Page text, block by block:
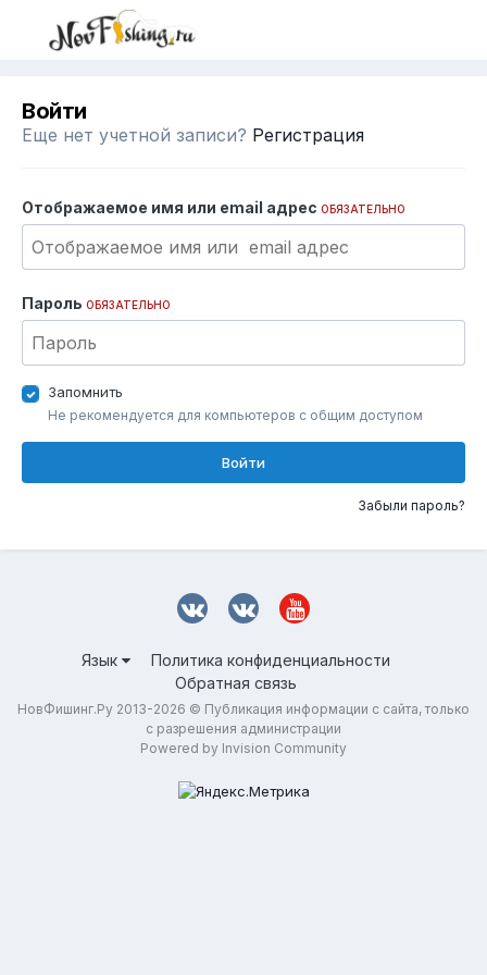
Войти
Еще нет учетной записи? Регистрация
Отображаемое имя или email адрес ОБЯЗАТЕЛЬНО
Пароль ОБЯЗАТЕЛЬНО
Запомнить
Не рекомендуется для компьютеров с общим доступом
Войти
Забыли пароль?
Язык
Политика конфиденциальности
Обратная связь
НовФишинг.Ру 2013-2026 © Публикация информации с сайта, только
с разрешения администрации
Powered by Invision Community